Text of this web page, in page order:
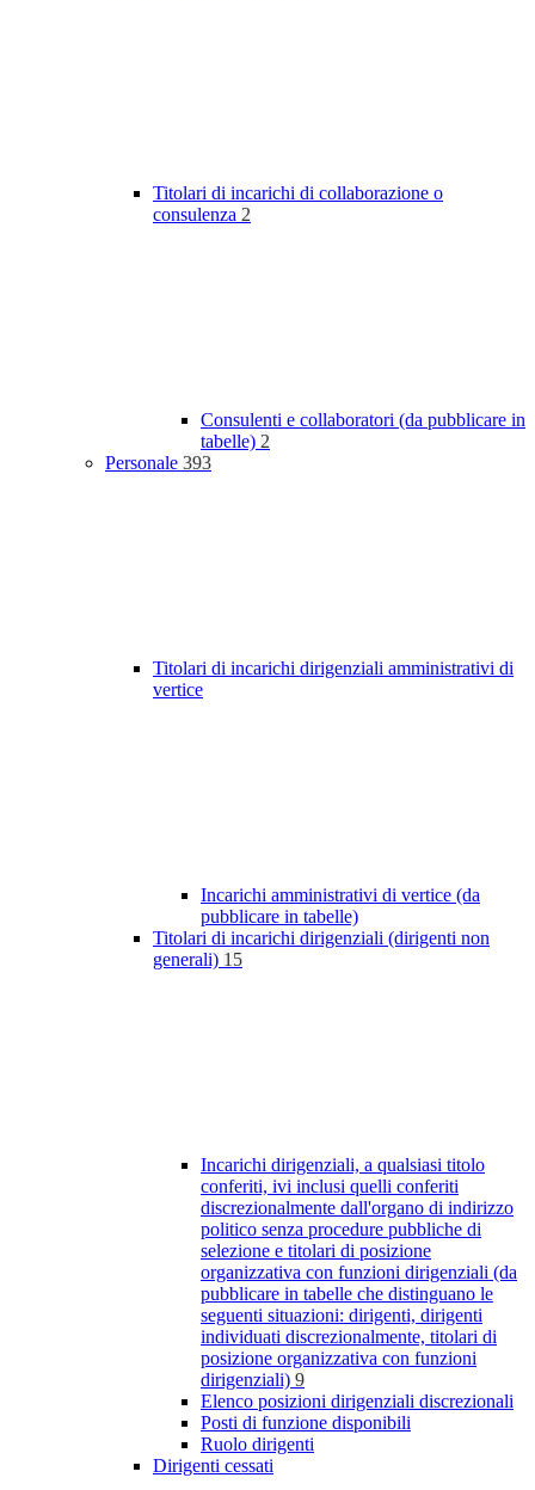
Titolari di incarichi di collaborazione o
consulenza 2
Consulenti e collaboratori (da pubblicare in
tabelle) 2
Personale 393
Titolari di incarichi dirigenziali amministrativi di
vertice
Incarichi amministrativi di vertice (da
pubblicare in tabelle)
Titolari di incarichi dirigenziali (dirigenti non
generali) 15
Incarichi dirigenziali, a qualsiasi titolo
conferiti, ivi inclusi quelli conferiti
discrezionalmente dall'organo di indirizzo
politico senza procedure pubbliche di
selezione e titolari di posizione
organizzativa con funzioni dirigenziali (da
pubblicare in tabelle che distinguano le
seguenti situazioni: dirigenti, dirigenti
individuati discrezionalmente, titolari di
posizione organizzativa con funzioni
dirigenziali) 9
Elenco posizioni dirigenziali discrezionali
Posti di funzione disponibili
Ruolo dirigenti
Dirigenti cessati